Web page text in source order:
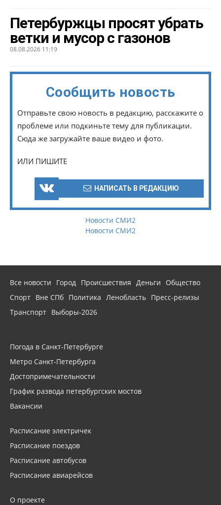
Петербуржцы просят убрать
ветки и мусор с газонов
08.08.2026 11:19
Сообщить новость
Отправьте свою новость в редакцию, расскажите о
проблеме или подкиньте тему для публикации.
Сюда же загружайте ваше видео и фото.
ИЛИ ПИШИТЕ
НАПИСАТЬ В РЕДАКЦИЮ
Новости СМИ2
Новости СМИ2
Все новости Город Происшествия Деньги
Общество
Спорт Вне СПб Политика Ленобласть Пресс-релизы
Транспорт Выборы-2026
Погода в Санкт-Петербурге
Метро Санкт-Петербурга
Достопримечательности
График развода петербургских мостов
Вакансии
Расписание электричек
Расписание поездов
Расписание автобусов
Расписание авиарейсов
О проекте